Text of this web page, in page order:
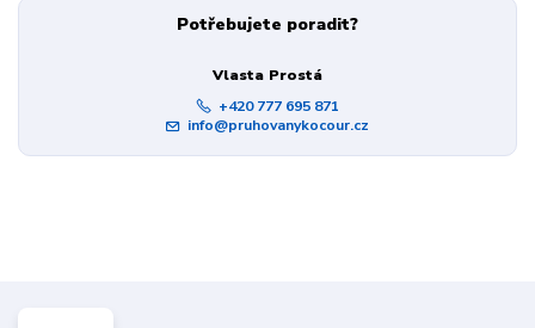
Potřebujete poradit?
Vlasta Prostá
+420 777 695 871
info@pruhovanykocour.cz